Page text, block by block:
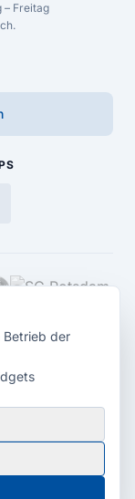
– Freitag
dieMedienagentur
Impressum
Betrieb der